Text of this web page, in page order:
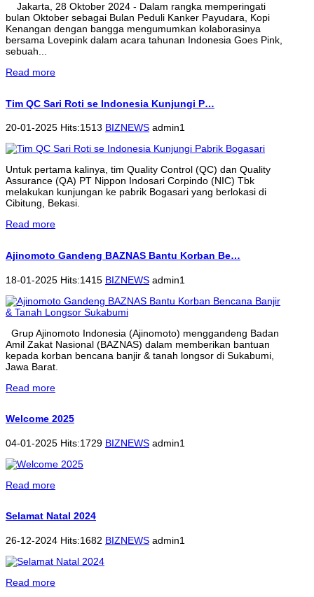
Jakarta, 28 Oktober 2024 - Dalam rangka memperingati
bulan Oktober sebagai Bulan Peduli Kanker Payudara, Kopi
Kenangan dengan bangga mengumumkan kolaborasinya
bersama Lovepink dalam acara tahunan Indonesia Goes Pink,
sebuah...
Read more
Tim QC Sari Roti se Indonesia Kunjungi P…
20-01-2025 Hits:1513 BIZNEWS admin1
Untuk pertama kalinya, tim Quality Control (QC) dan Quality
Assurance (QA) PT Nippon Indosari Corpindo (NIC) Tbk
melakukan kunjungan ke pabrik Bogasari yang berlokasi di
Cibitung, Bekasi.
Read more
Ajinomoto Gandeng BAZNAS Bantu Korban Be…
18-01-2025 Hits:1415 BIZNEWS admin1
Grup Ajinomoto Indonesia (Ajinomoto) menggandeng Badan
Amil Zakat Nasional (BAZNAS) dalam memberikan bantuan
kepada korban bencana banjir & tanah longsor di Sukabumi,
Jawa Barat.
Read more
Welcome 2025
04-01-2025 Hits:1729 BIZNEWS admin1
Read more
Selamat Natal 2024
26-12-2024 Hits:1682 BIZNEWS admin1
Read more